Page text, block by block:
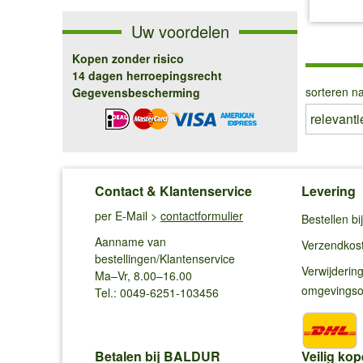
sorteren
Uw voordelen
Kopen zonder risico
14 dagen herroepingsrecht
Gegevensbescherming
Contact & Klantenservice
per E-Mail > contactformulier
Aanname van
bestellingen/Klantenservice
Ma–Vr, 8.00–16.00
Tel.: 0049-6251-103456
Levering
Bestellen
Betalen bij BALDUR Veilig